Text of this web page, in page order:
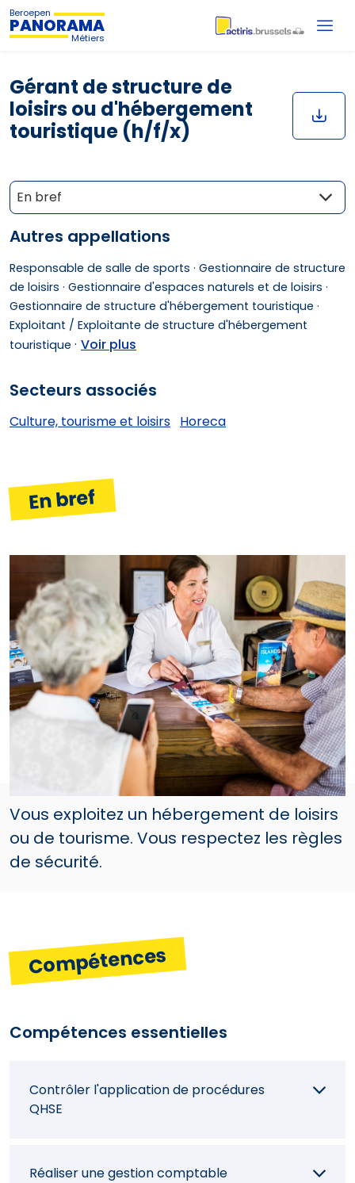
Beroepen
PANORAMA
Métiers
Gérant de structure de
loisirs ou d'hébergement
touristique (h/f/x)
En bref
Autres appellations
Responsable de salle de sports · Gestionnaire de structure
de loisirs · Gestionnaire d'espaces naturels et de loisirs ·
Gestionnaire de structure d'hébergement touristique ·
Exploitant / Exploitante de structure d'hébergement
touristique · Voir plus
Secteurs associés
Culture, tourisme et loisirs Horeca
En bref
Vous exploitez un hébergement de loisirs
ou de tourisme. Vous respectez les règles
de sécurité.
Compétences
Compétences essentielles
Contrôler l'application de procédures
QHSE
Réaliser une gestion comptable